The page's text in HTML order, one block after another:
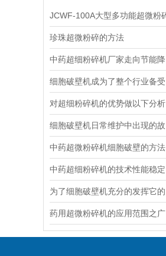
珍珠超微粉碎的方法
对超细粉碎机的优势做以下分析
中药超微粉碎机细胞破壁的方法
中药超细粉碎机的技术性能稳定